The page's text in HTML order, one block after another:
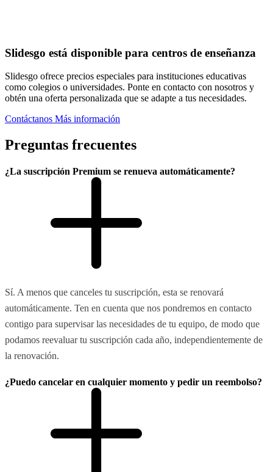
Slidesgo está disponible para centros de enseñanza
Slidesgo ofrece precios especiales para instituciones educativas
como colegios o universidades. Ponte en contacto con nosotros y
obtén una oferta personalizada que se adapte a tus necesidades.
Contáctanos Más información
Preguntas frecuentes
¿La suscripción Premium se renueva automáticamente?
Sí. A menos que canceles tu suscripción, esta se renovará
automáticamente. Ten en cuenta que nos pondremos en contacto
contigo para supervisar las necesidades de tu equipo, de modo que
podamos reevaluar tu suscripción cada año, independientemente de
la renovación.
¿Puedo cancelar en cualquier momento y pedir un reembolso?